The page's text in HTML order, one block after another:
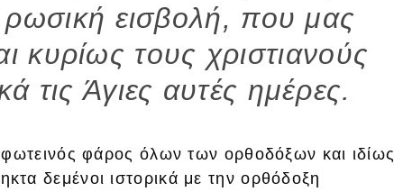
ρωσική εισβολή, που μας
κυρίως τους χριστιανούς
τις Άγιες αυτές ημέρες.
φωτεινός φάρος όλων των ορθοδόξων και ιδίως
δεμένοι ιστορικά με την ορθόδοξη